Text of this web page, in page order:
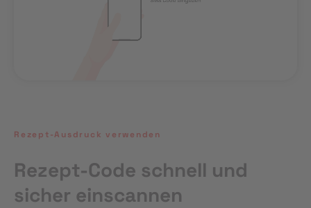
Rezept-Ausdruck verwenden
Rezept-Code schnell und
sicher einscannen